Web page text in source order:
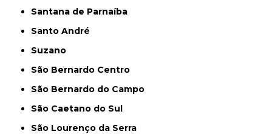
Santana de Parnaíba
Santo André
Suzano
São Bernardo Centro
São Bernardo do Campo
São Caetano do Sul
São Lourenço da Serra